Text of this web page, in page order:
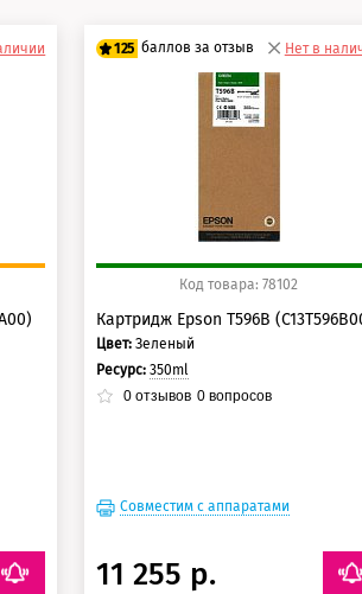
125 баллов за отзыв Нет в
Код товара: 78102
Картридж Epson T596B
Цвет: Зеленый
Ресурс: 350ml
0отзывов 0вопросов
Совместим с аппаратами
11 255 р.